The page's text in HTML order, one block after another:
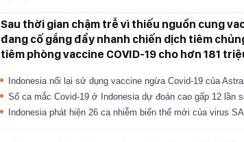
Sau thời gian chậm trễ vì thiếu nguồn cung
đang cố gắng đẩy nhanh chiến dịch tiêm
tiêm phòng vaccine COVID-19 cho hơn 181
Indonesia nối lại sử dụng vaccine ngừa Covid-19 của
Số ca mắc Covid-19 ở Indonesia dự đoán cao gấp 12 lần
Indonesia phát hiện 26 ca nhiễm biến thể mới của virus